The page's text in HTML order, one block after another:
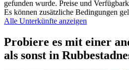
gefunden wurde. Preise und
Es können zusätzliche Bedingungen
Alle Unterkünfte anzeigen
Probiere es mit einer
als sonst in